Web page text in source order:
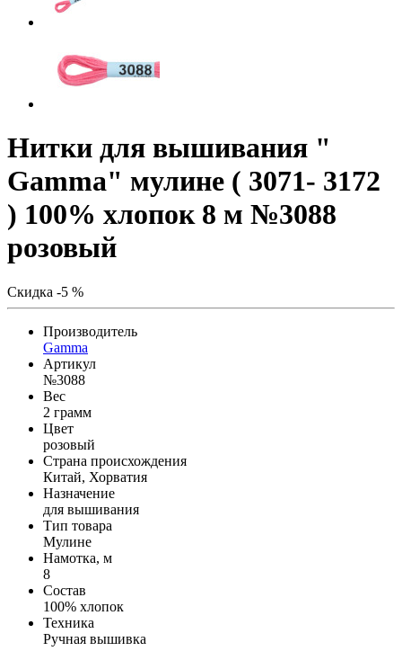
Нитки для вышивания "
Gamma" мулине ( 3071- 3172
) 100% хлопок 8 м №3088
розовый
Скидка -5 %
Производитель
Gamma
Артикул
№3088
Вес
2 грамм
Цвет
розовый
Страна происхождения
Китай, Хорватия
Назначение
для вышивания
Тип товара
Мулине
Намотка, м
8
Состав
100% хлопок
Техника
Ручная вышивка